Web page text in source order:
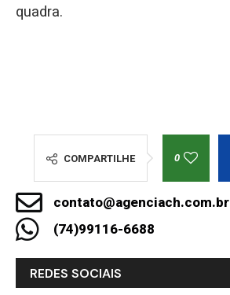
quadra.
COMPARTILHE 0
contato@agenciach.com.br
(74)99116-6688
REDES SOCIAIS